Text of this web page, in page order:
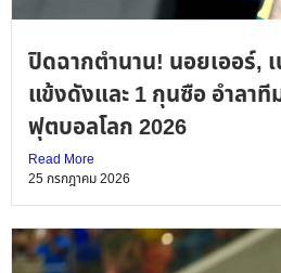
ปิดฉากตำนาน! นอยเออร์,
แข้งดังและ 1 กุนซือ อำลา
ฟุตบอลโลก 2026
Read More
25 กรกฎาคม 2026